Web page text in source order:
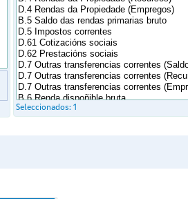
Seleccionados: 1